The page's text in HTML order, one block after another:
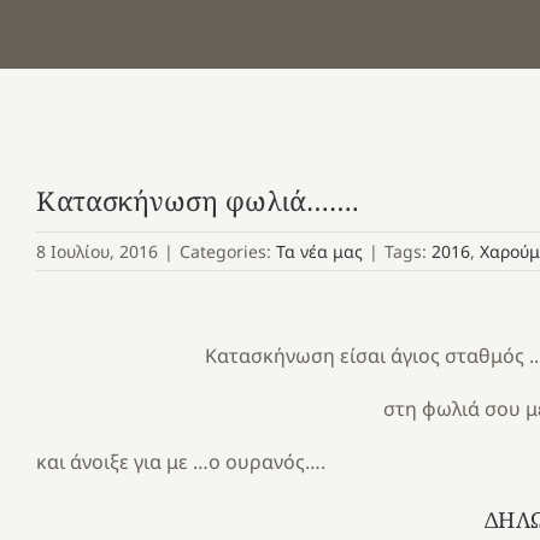
Κατασκήνωση φωλιά…….
8 Ιουλίου, 2016 | Categories: Τα νέα μας | Tags: 2016,
Κατασκήνωση είσαι άγιος σταθμός ..
στη φωλιά σου με
και άνοιξε για με …ο ουρανός….
ΔΗΛΩΣΕΣ